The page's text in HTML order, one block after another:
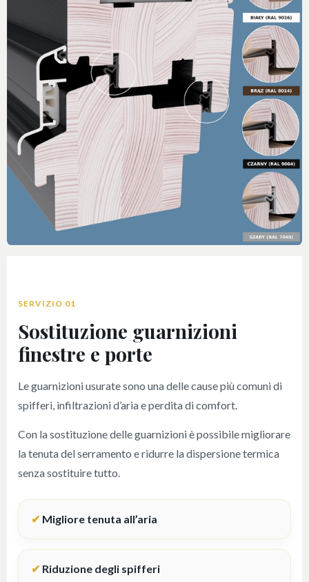
SERVIZIO 01
Sostituzione guarnizioni
finestre e porte
Le guarnizioni usurate sono una delle cause più comuni di
spifferi, infiltrazioni d’aria e perdita di comfort.
Con la sostituzione delle guarnizioni è possibile migliorare
la tenuta del serramento e ridurre la dispersione termica
senza sostituire tutto.
Migliore tenuta all’aria
Riduzione degli spifferi